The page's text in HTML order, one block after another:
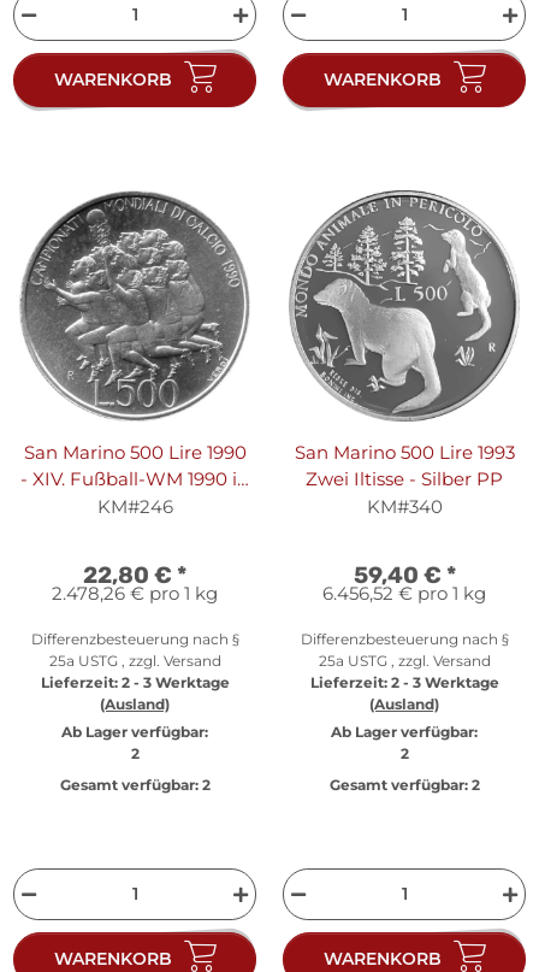
WARENKORB WARENKORB
San Marino 500 Lire 1990
- XIV. Fußball-WM 1990 in
Italien "Mannschaft mit
KM#246
22,80 € *
2.478,26 € pro 1 kg
Differenzbesteuerung nach §
25a USTG , zzgl. Versand
Lieferzeit: 2 - 3 Werktage
(Ausland)
Ab Lager verfügbar:
2
Gesamt verfügbar:2
WARENKORB
San Marino 500 Lire 1993
Zwei Iltisse - Silber PP
KM#340
59,40 € *
6.456,52 € pro 1 kg
Differenzbesteuerung nach §
25a USTG , zzgl. Versand
Lieferzeit: 2 - 3 Werktage
(Ausland)
Ab Lager verfügbar:
2
Gesamt verfügbar:2
WARENKORB